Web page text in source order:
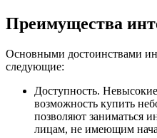
Преимущества
Основными достоинствами
следующие:
Доступность.
возможность купить
позволяют заниматься
лицам, не имеющим